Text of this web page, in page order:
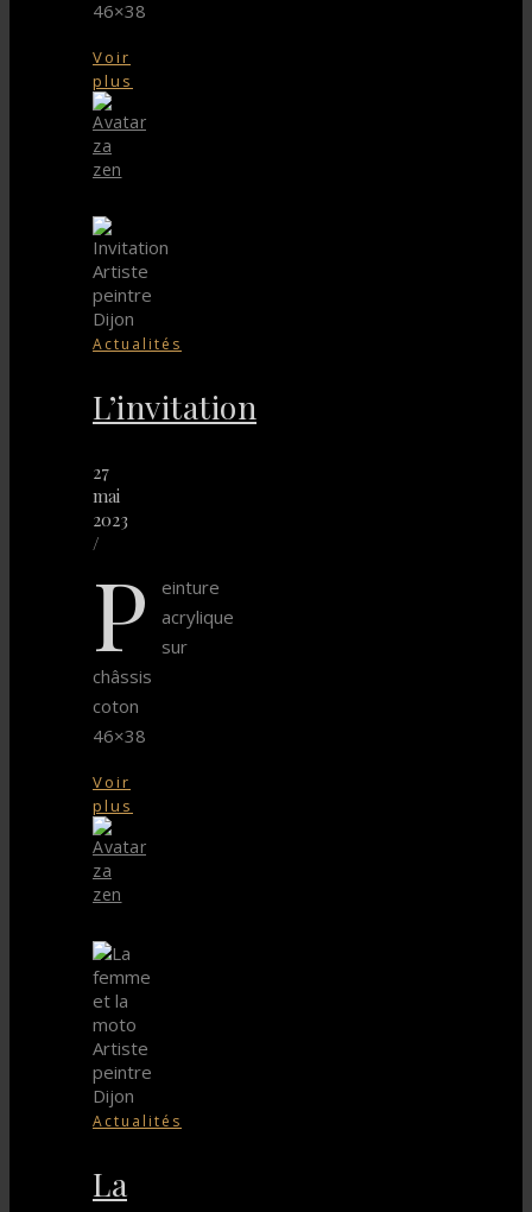
46×38
Voir
plus
za
zen
Actualités
L’invitation
27
mai
2023
/
P
einture
acrylique
sur
châssis
coton
46×38
Voir
plus
za
zen
Actualités
La